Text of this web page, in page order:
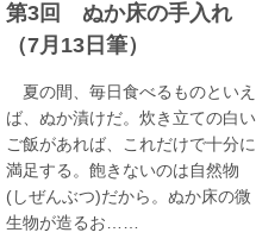
第3回 ぬか床の手入れ
（7月13日筆）
夏の間、毎日食べるものといえ
ば、ぬか漬けだ。炊き立ての白い
ご飯があれば、これだけで十分に
満足する。飽きないのは自然物
(しぜんぶつ)だから。ぬか床の微
生物が造るお……